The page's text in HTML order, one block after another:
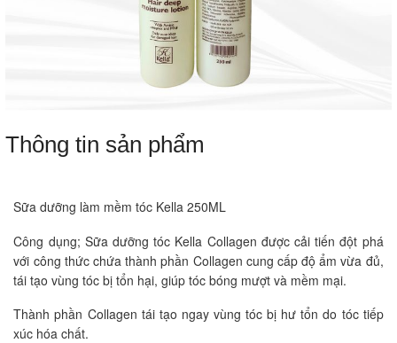
Thông tin sản phẩm
Sữa dưỡng làm mềm tóc Kella 250ML
Công dụng; Sữa dưỡng tóc Kella Collagen được cải tiến đột phá
với công thức chứa thành phần Collagen cung cấp độ ẩm vừa đủ,
tái tạo vùng tóc bị tổn hại, giúp tóc bóng mượt và mềm mại.
Thành phần Collagen tái tạo ngay vùng tóc bị hư tổn do tóc tiếp
xúc hóa chất.